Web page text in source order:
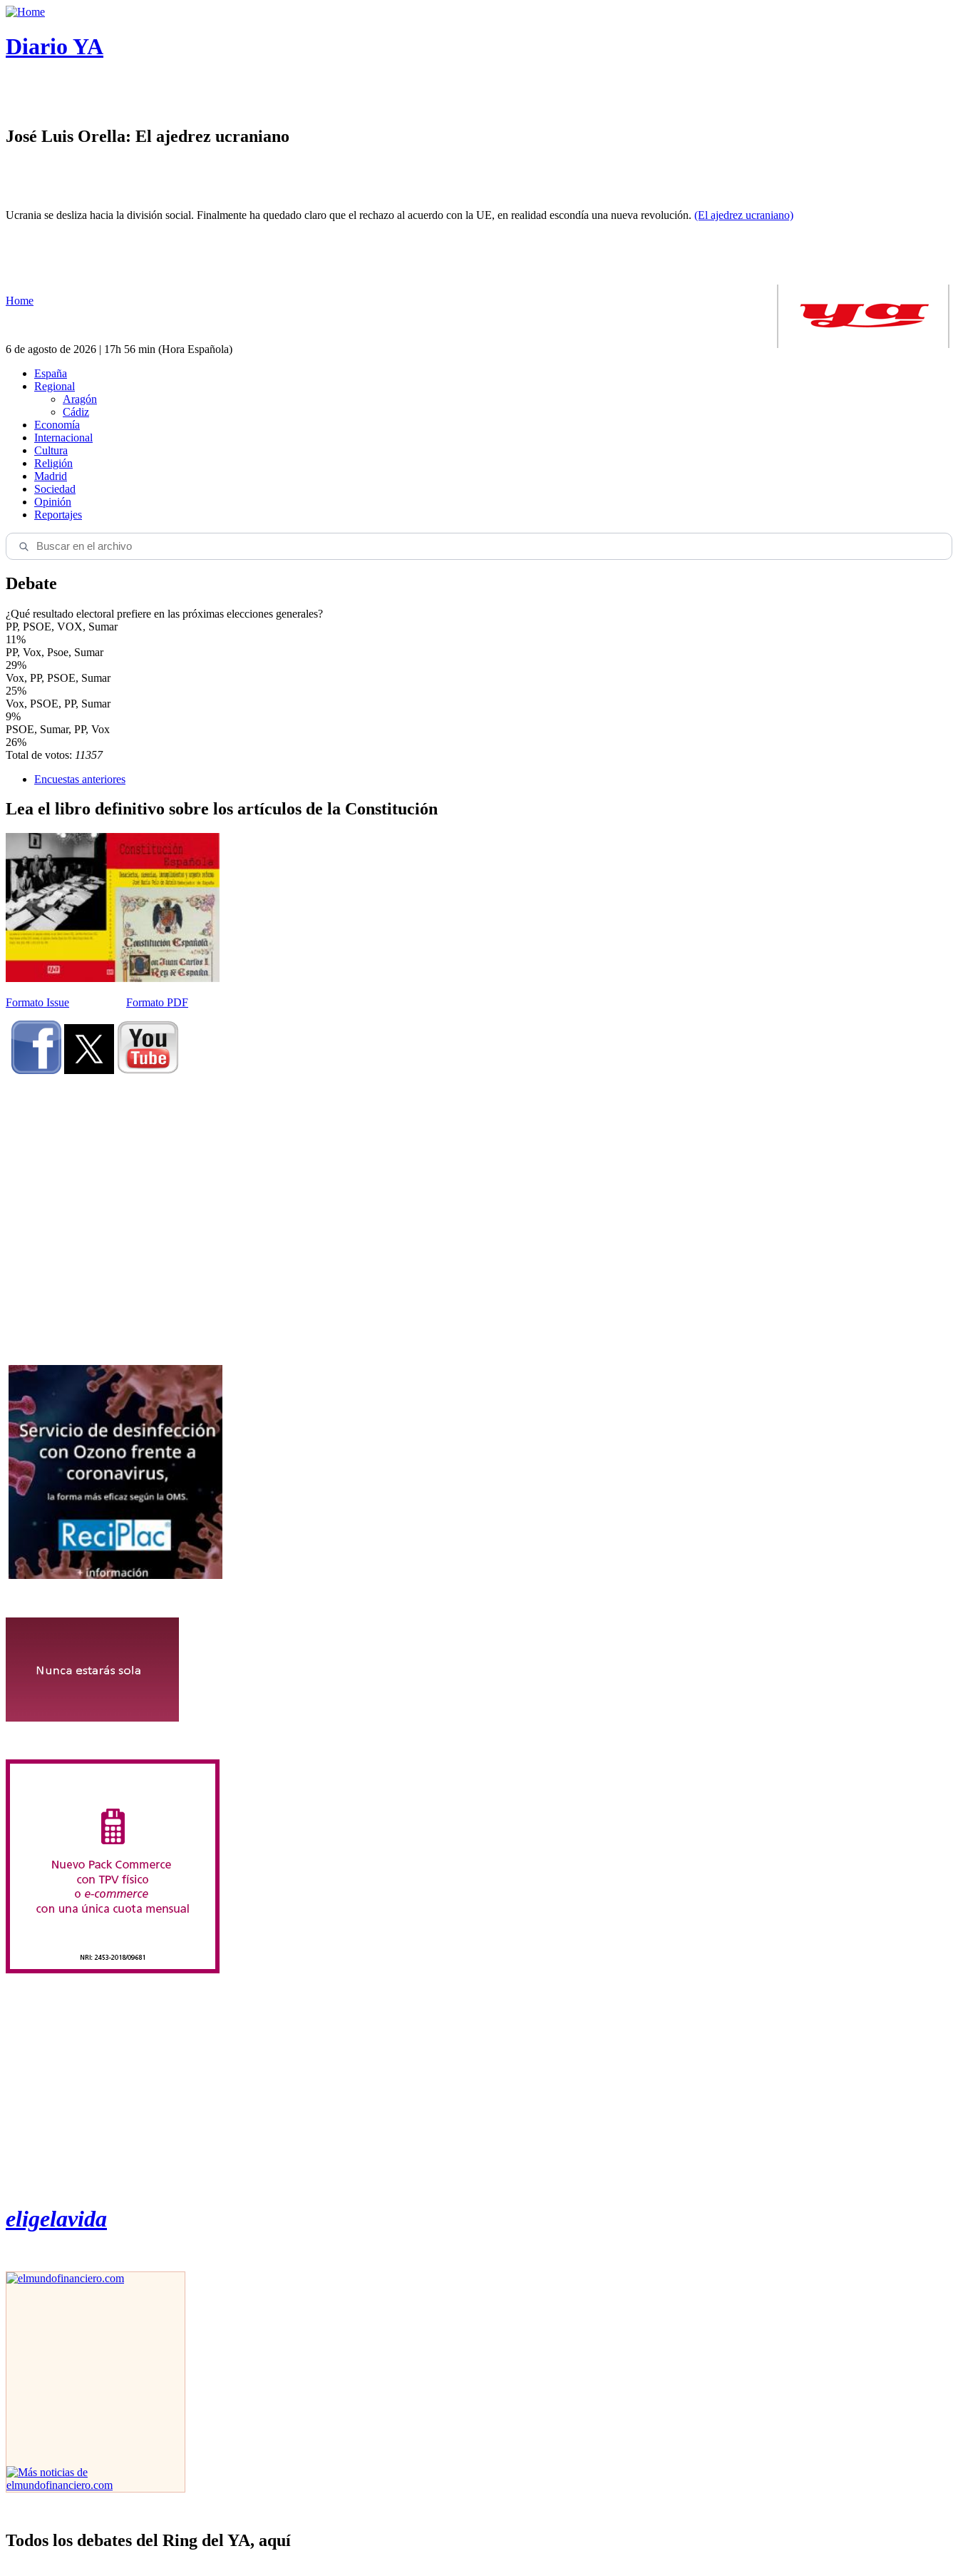
Diario YA
José Luis Orella: El ajedrez ucraniano
Ucrania se desliza hacia la división social. Finalmente ha quedado claro que el rechazo al acuerdo con la UE, en realidad escondía una nueva revolución. (El ajedrez ucraniano)
Home
6 de agosto de 2026 | 17h 56 min (Hora Española)
España
Regional
Aragón
Cádiz
Economía
Internacional
Cultura
Religión
Madrid
Sociedad
Opinión
Reportajes
Debate
¿Qué resultado electoral prefiere en las próximas elecciones generales?
PP, PSOE, VOX, Sumar
11%
PP, Vox, Psoe, Sumar
29%
Vox, PP, PSOE, Sumar
25%
Vox, PSOE, PP, Sumar
9%
PSOE, Sumar, PP, Vox
26%
Total de votos: 11357
Encuestas anteriores
Lea el libro definitivo sobre los artículos de la Constitución
Formato Issue Formato PDF
eligelavida
Todos los debates del Ring del YA, aquí